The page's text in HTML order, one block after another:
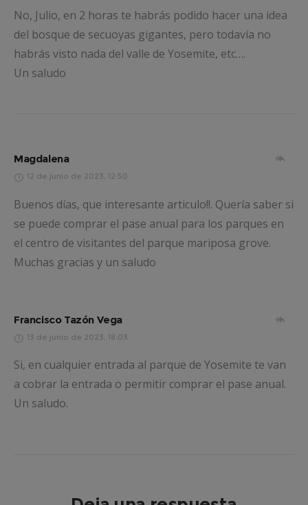
No, Julio, en 2 horas te habrás podido hacer una idea
del bosque de secuoyas gigantes, pero todavía no
habrás visto nada del valle de Yosemite, etc….
Un saludo
Magdalena
12 de junio de 2023, 12:50
Buenos días, que interesante articulo!!. Quería saber si
se puede comprar el pase anual para los parques en
el centro de visitantes del parque mariposa grove.
Muchas gracias y un saludo
Francisco Tazón Vega
13 de junio de 2023, 18:03
Si, en cualquier entrada al parque de Yosemite te van
a cobrar la entrada o permitir comprar el pase anual.
Un saludo.